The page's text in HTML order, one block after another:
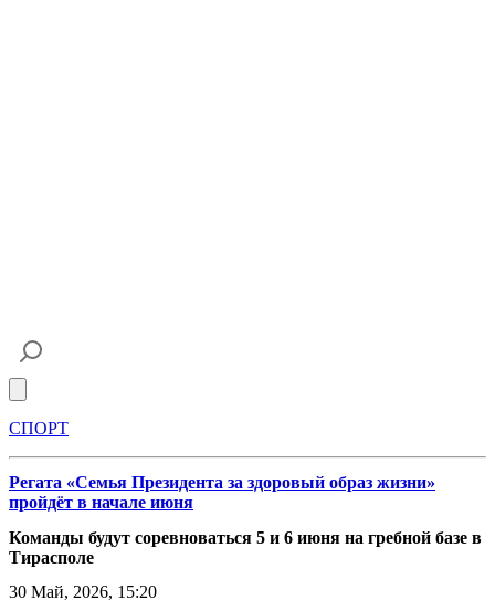
СПОРТ
Регата «Семья Президента за здоровый образ жизни»
пройдёт в начале июня
Команды будут соревноваться 5 и 6 июня на гребной базе в
Тирасполе
30 Май, 2026, 15:20